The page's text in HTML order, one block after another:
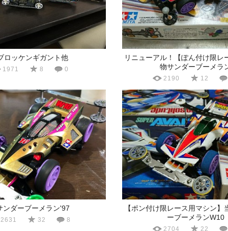
ロッケンギガント他
1971 8 0
リニューアル！【ぽん付け限レ
物サンダーブーメラ
2190 12
ンダーブーメラン'97
2631 32 8
【ポン付け限レース用マシン】
ーブーメランW10
2704 22